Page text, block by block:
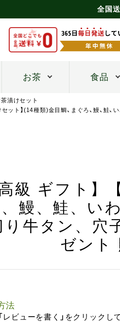
全国
お茶 食品
茶漬けセット
セット】(14種類)金目鯛、まぐろ、鰻、
高級 ギフト】
鰻、鮭、い
り牛タン、穴
ゼント
法
ビューを書く」をクリックし